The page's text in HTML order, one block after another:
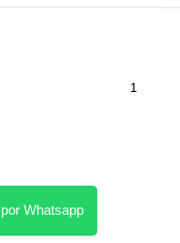
Whatsapp